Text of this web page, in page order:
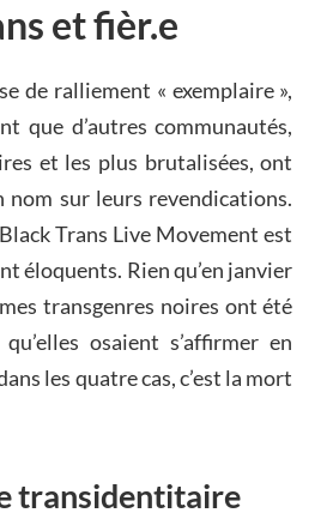
et fièr.e
de ralliement « exemplaire »,
que d’autres communautés,
et les plus brutalisées, ont
nom sur leurs revendications.
Trans Live Movement est
éloquents. Rien qu’en janvier
transgenres noires ont été
osaient s’affirmer en
les quatre cas, c’est la mort
transidentitaire